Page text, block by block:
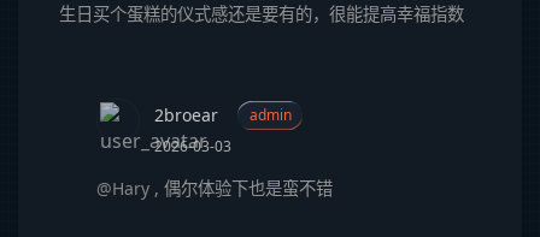
生日买个蛋糕的仪式感还是要有的，很能提高幸福指数
2broear
admin
2026-03-03
@Hary ,偶尔体验下也是蛮不错